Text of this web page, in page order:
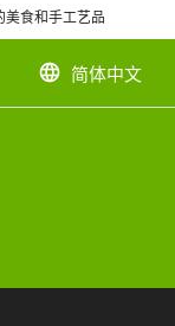
美食和手工艺品
language 简体中文